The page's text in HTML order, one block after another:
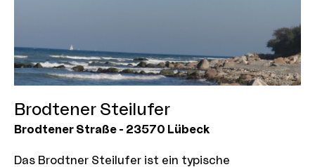
Brodtener Steilufer
Brodtener Straße - 23570 Lübeck
Das Brodtner Steilufer ist ein typische